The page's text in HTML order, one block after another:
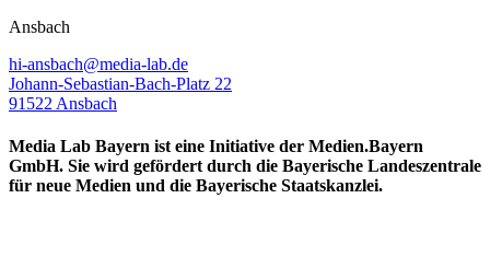
Ansbach
hi-ansbach@media-lab.de
Johann-Sebastian-Bach-Platz 22
91522 Ansbach
Media Lab Bayern ist eine Initiative der Medien.Bayern
GmbH. Sie wird gefördert durch die Bayerische Landeszentrale
für neue Medien und die Bayerische Staatskanzlei.